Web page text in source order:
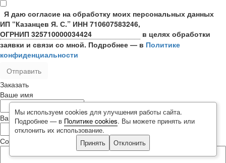
Я даю согласие на обработку моих персональных данных
ИП “Казанцев Я. С.” ИНН 710607583246,
ОГРНИП 325710000034424
в целях обработки
заявки и связи со мной. Подробнее — в Политике
конфиденциальности
Заказать
Ваше имя
Ваш телефон
Сообщение
Мы используем cookies для улучшения работы сайта.
Подробнее — в Политике cookies. Вы можете принять или
отклонить их использование.
Принять
Отклонить